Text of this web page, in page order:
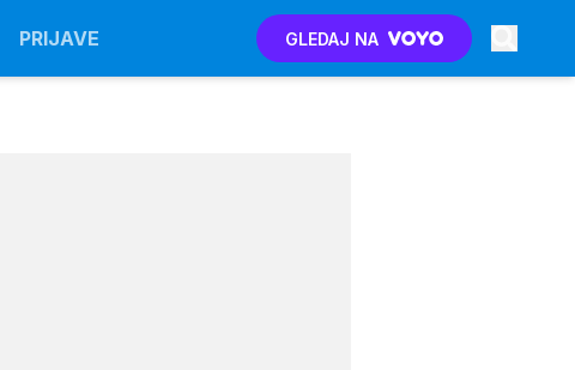
PRIJAVE GLEDAJ NA